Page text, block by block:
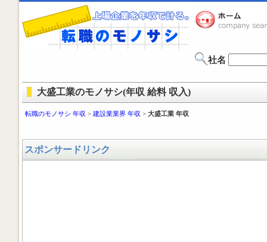
社名
大盛工業のモノサシ(年収 給料 収入)
転職のモノサシ 年収 > 建設業業界 年収 > 大盛工業 年収
スポンサードリンク